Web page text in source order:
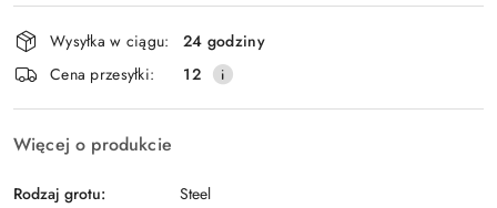
Wyślij
Dostępność
i
dostawa
Wysyłka w ciągu:
24 godziny
Cena przesyłki:
12
Więcej o produkcie
Rodzaj grotu:
Steel